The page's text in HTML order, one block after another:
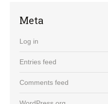
Meta
Log in
Entries feed
Comments feed